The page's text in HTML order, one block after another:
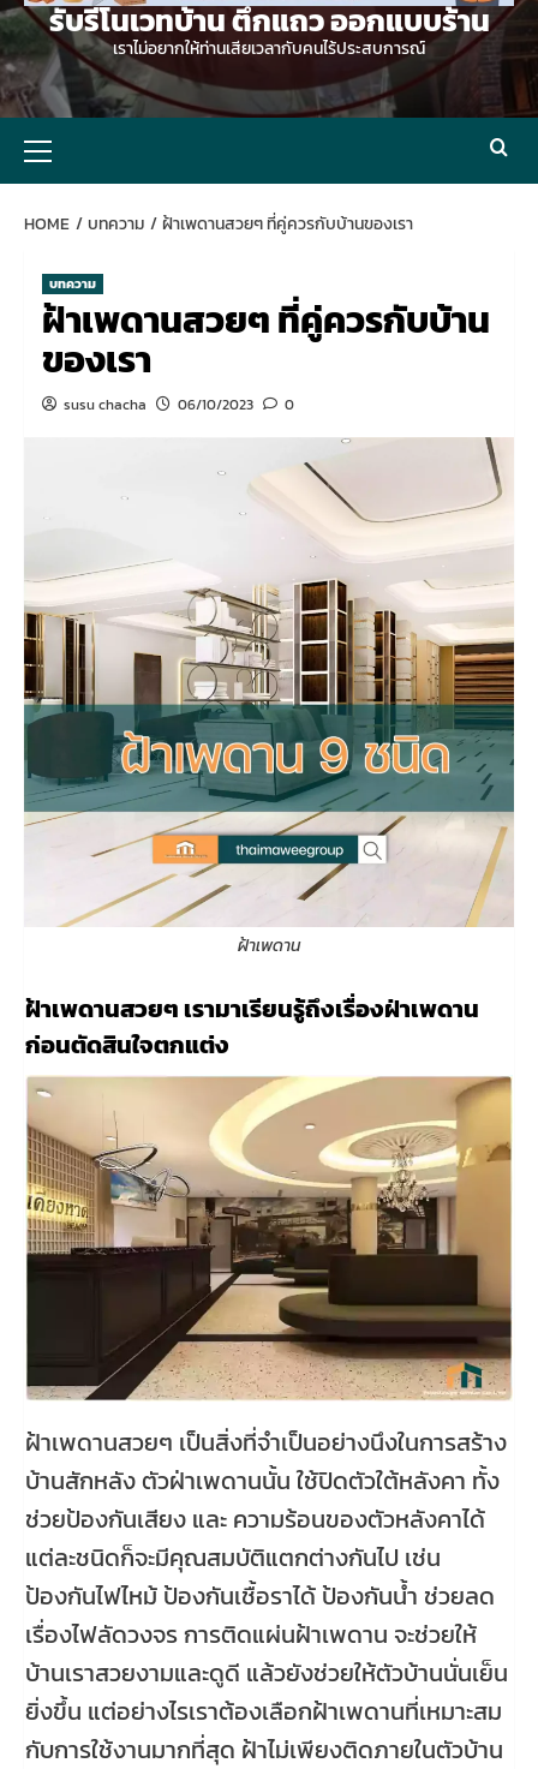
รับรีโนเวทบ้าน ตึกแถว ออกแบบร้าน
เราไม่อยากให้ท่านเสียเวลากับคนไร้ประสบการณ์
Menu
HOME บทความ ฝ้าเพดานสวยๆ ที่คู่ควรกับบ้านของเรา
บทความ
ฝ้าเพดานสวยๆ ที่คู่ควรกับบ้าน
ของเรา
susu chacha 06/10/2023 0
ฝ้าเพดาน
ฝ้าเพดานสวยๆ เรามาเรียนรู้ถึงเรื่องฝ่าเพดาน
ก่อนตัดสินใจตกแต่ง
ฝ้าเพดานสวยๆ เป็นสิ่งที่จำเป็นอย่างนึงในการสร้าง
บ้านสักหลัง ตัวฝ่าเพดานนั้น ใช้ปิดตัวใต้หลังคา ทั้ง
ช่วยป้องกันเสียง และ ความร้อนของตัวหลังคาได้
แต่ละชนิดก็จะมีคุณสมบัติแตกต่างกันไป เช่น
ป้องกันไฟไหม้ ป้องกันเชื้อราได้ ป้องกันน้ำ ช่วยลด
เรื่องไฟลัดวงจร การติดแผ่นฝ้าเพดาน จะช่วยให้
บ้านเราสวยงามและดูดี แล้วยังช่วยให้ตัวบ้านนั่นเย็น
ยิ่งขึ้น แต่อย่างไรเราต้องเลือกฝ้าเพดานที่เหมาะสม
กับการใช้งานมากที่สุด ฝ้าไม่เพียงติดภายในตัวบ้าน